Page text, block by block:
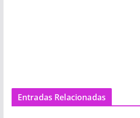
Entradas Relacionadas